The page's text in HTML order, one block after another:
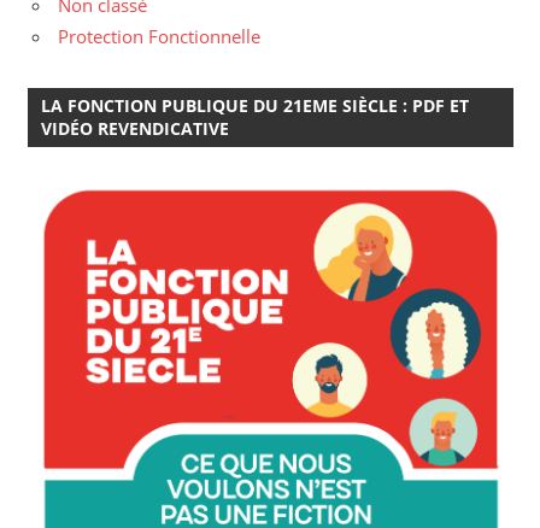
Protection Fonctionnelle
LA FONCTION PUBLIQUE DU 21EME SIÈCLE : PDF ET
VIDÉO REVENDICATIVE